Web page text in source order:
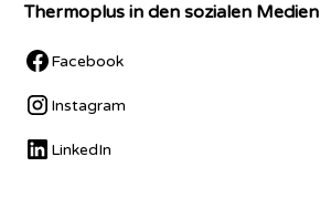
Thermoplus in den sozialen Medien
Facebook
Instagram
LinkedIn